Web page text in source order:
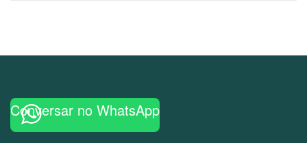
Conversar no WhatsApp